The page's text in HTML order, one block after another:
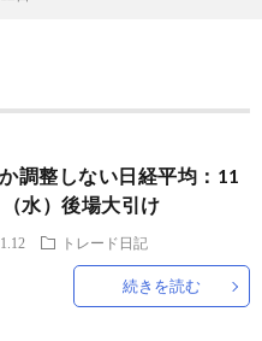
資
調整しない日経平均：11
水）後場大引け
トレード日記
続きを読む